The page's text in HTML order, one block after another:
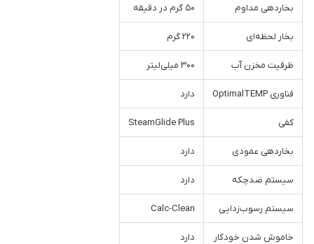
بخاردهی مداوم ۵۰ گرم در دقیقه
بخار لحظه‌ای ۲۲۰ گرم
ظرفیت مخزن آب ۳۰۰ میلی‌لیتر
فناوری OptimalTEMP دارد
کفی SteamGlide Plus
بخاردهی عمودی دارد
سیستم ضدچکه دارد
سیستم رسوب‌زدایی Calc-Clean
خاموش شدن خودکار دارد